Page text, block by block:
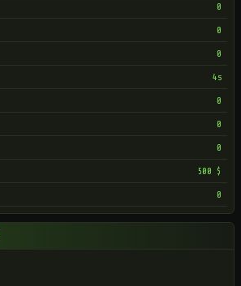
0
0
0
4s
0
0
0
500 $
0